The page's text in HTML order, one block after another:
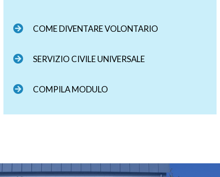
COME DIVENTARE VOLONTARIO
SERVIZIO CIVILE UNIVERSALE
COMPILA MODULO